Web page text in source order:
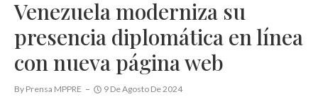
Venezuela moderniza su
presencia diplomática en línea
con nueva página web
By Prensa MPPRE 9 De Agosto De 2024